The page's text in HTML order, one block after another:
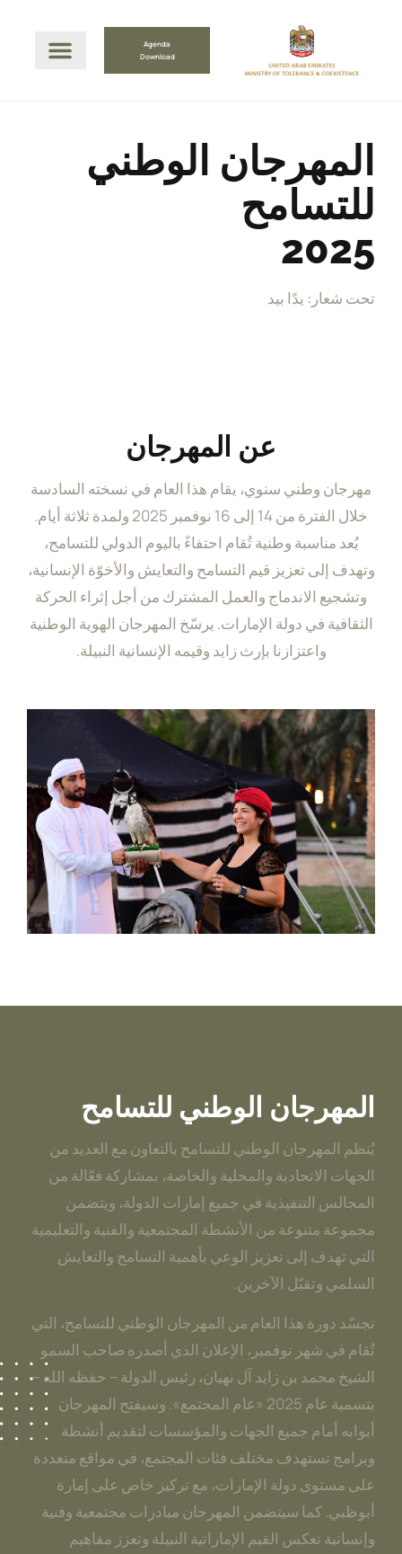
Agenda
Download
المهرجان الوطني
للتسامح
2025
تحت شعار: يدًا بيد
عن المهرجان
مهرجان وطني سنوي، يقام هذا العام في نسخته السادسة
خلال الفترة من 14 إلى 16 نوفمبر 2025 ولمدة ثلاثة أيام.
يُعد مناسبة وطنية تُقام احتفاءً باليوم الدولي للتسامح،
وتهدف إلى تعزيز قيم التسامح والتعايش والأخوّة الإنسانية،
وتشجيع الاندماج والعمل المشترك من أجل إثراء الحركة
الثقافية في دولة الإمارات. يرسّخ المهرجان الهوية الوطنية
واعتزازنا بإرث زايد وقيمه الإنسانية النبيلة.
المهرجان الوطني للتسامح
يُنظم المهرجان الوطني للتسامح بالتعاون مع العديد من
الجهات الاتحادية والمحلية والخاصة، بمشاركة فعّالة من
المجالس التنفيذية في جميع إمارات الدولة، ويتضمن
مجموعة متنوعة من الأنشطة المجتمعية والفنية والتعليمية
التي تهدف إلى تعزيز الوعي بأهمية التسامح والتعايش
السلمي وتقبّل الآخرين.
تجسّد دورة هذا العام من المهرجان الوطني للتسامح، التي
تُقام في شهر نوفمبر، الإعلان الذي أصدره صاحب السمو
الشيخ محمد بن زايد آل نهيان، رئيس الدولة – حفظه الله –
بتسمية عام 2025 «عام المجتمع». وسيفتح المهرجان
أبوابه أمام جميع الجهات والمؤسسات لتقديم أنشطة
وبرامج تستهدف مختلف فئات المجتمع، في مواقع متعددة
على مستوى دولة الإمارات، مع تركيز خاص على إمارة
أبوظبي. كما سيتضمن المهرجان مبادرات مجتمعية وفنية
وإنسانية تعكس القيم الإماراتية النبيلة وتعزز مفاهيم